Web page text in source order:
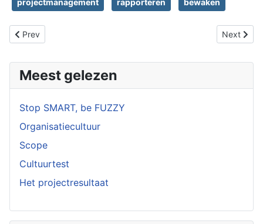
projectmanagement rapporteren bewaken
Previous article: Boekbespreking "Delivering Happiness"
Prev Next
Next
Meest gelezen
Stop SMART, be FUZZY
Organisatiecultuur
Scope
Cultuurtest
Het projectresultaat